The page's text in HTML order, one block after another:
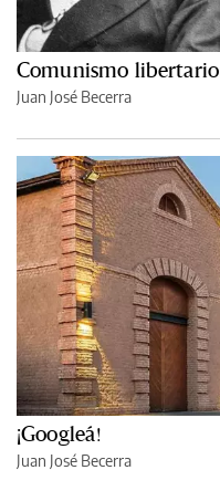
Comunismo libertario
Juan José Becerra
¡Googleá!
Juan José Becerra